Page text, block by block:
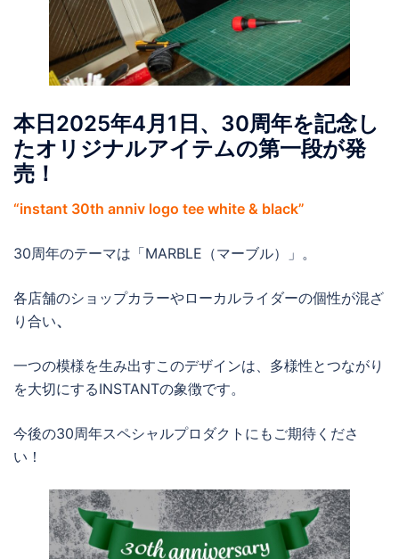
本日2025年4月1日、30周年を記念し
たオリジナルアイテムの第一段が発
売！
“instant 30th anniv logo tee white & black”
30周年のテーマは「MARBLE（マーブル）」。
各店舗のショップカラーやローカルライダーの個性が混ざ
り合い、
一つの模様を生み出すこのデザインは、多様性とつながり
を大切にするINSTANTの象徴です。
今後の30周年スペシャルプロダクトにもご期待くださ
い！